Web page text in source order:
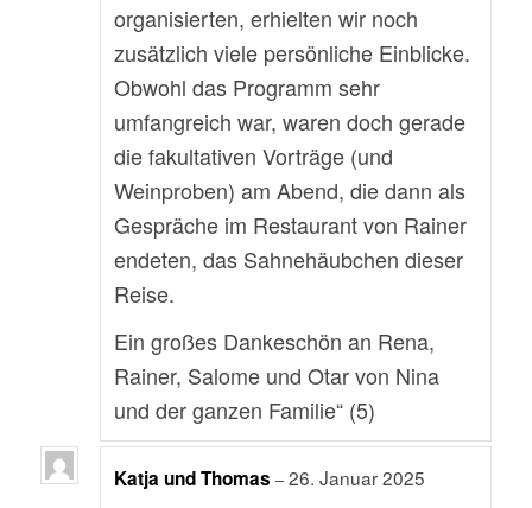
organisierten, erhielten wir noch
zusätzlich viele persönliche Einblicke.
Obwohl das Programm sehr
umfangreich war, waren doch gerade
die fakultativen Vorträge (und
Weinproben) am Abend, die dann als
Gespräche im Restaurant von Rainer
endeten, das Sahnehäubchen dieser
Reise.
Ein großes Dankeschön an Rena,
Rainer, Salome und Otar von Nina
und der ganzen Familie“ (5)
Katja und Thomas – 26. Januar 2025